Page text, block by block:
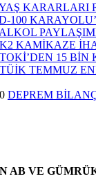
KARARLARI
100
ALKOL
K2 KAMİKAZE
TOKİ’DEN 15
TÜİK TEMMUZ
DEPREM
AB VE